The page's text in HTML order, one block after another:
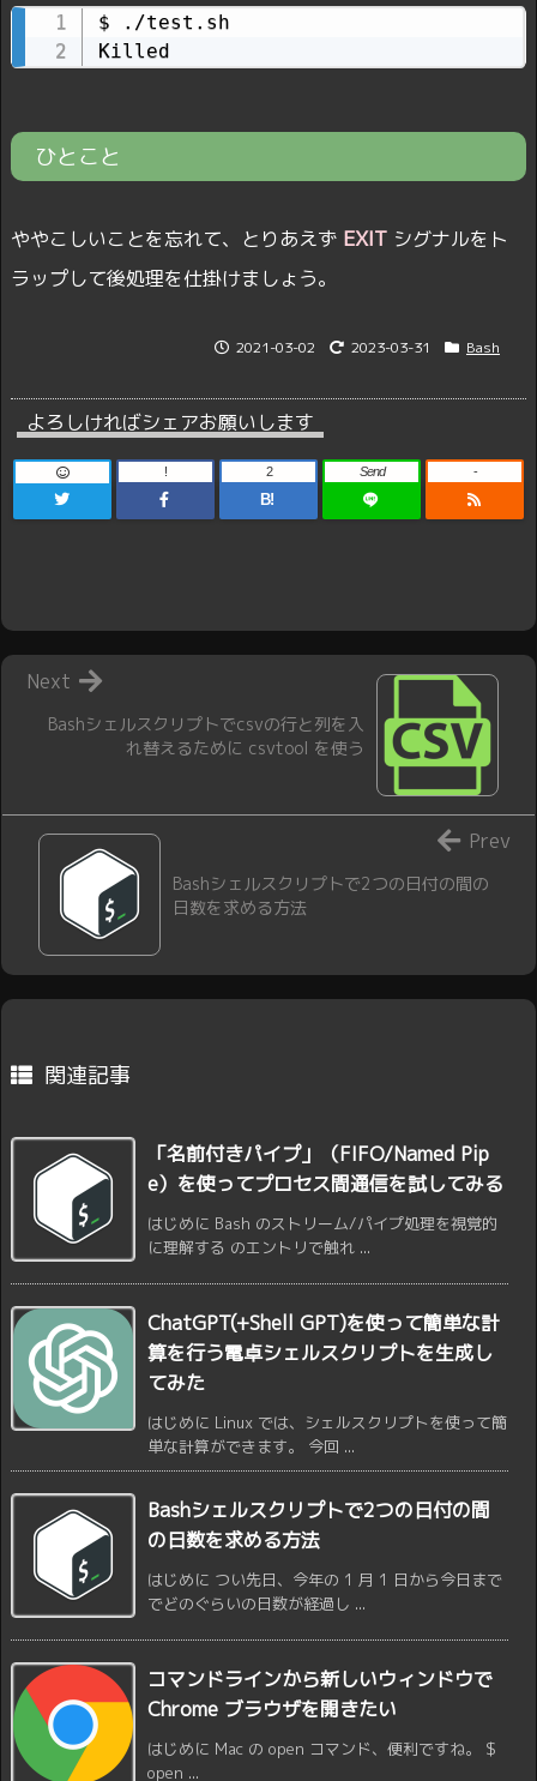
$ ./test.sh
Killed
ひとこと
ややこしいことを忘れて、とりあえず EXIT シグナルをト
ラップして後処理を仕掛けましょう。
2021-03-02 2023-03-31 Bash
よろしければシェアお願いします
!
B!
2 Send -
Bashシェルスクリプトでcsvの行と列を入
れ替えるために csvtool を使う
Next
Bashシェルスクリプトで2つの日付の間の
日数を求める方法
Prev
関連記事
「名前付きパイプ」（FIFO/Named Pip
e）を使ってプロセス間通信を試してみる
はじめに Bash のストリーム/パイプ処理を視覚的
に理解する のエントリで触れ ...
ChatGPT(+Shell GPT)を使って簡単な計
算を行う電卓シェルスクリプトを生成し
てみた
はじめに Linux では、シェルスクリプトを使って簡
単な計算ができます。 今回 ...
Bashシェルスクリプトで2つの日付の間
の日数を求める方法
はじめに つい先日、今年の 1 月 1 日から今日まで
でどのぐらいの日数が経過し ...
コマンドラインから新しいウィンドウで
Chrome ブラウザを開きたい
はじめに Mac の open コマンド、便利ですね。 $
open ...